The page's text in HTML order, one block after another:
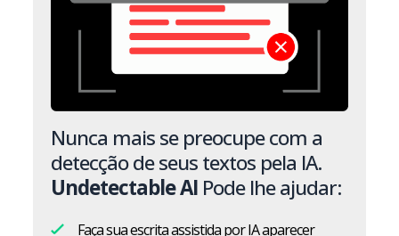
Nunca mais se preocupe com a
detecção de seus textos pela IA.
Undetectable AI Pode lhe ajudar:
Faça sua escrita assistida por IA aparecer